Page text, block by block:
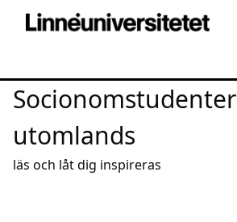
Socionomstudenter
utomlands
läs och låt dig inspireras